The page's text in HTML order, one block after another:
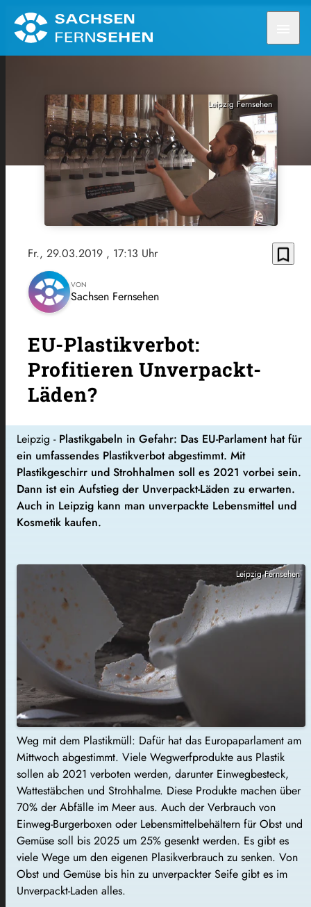
Leipzig Fernsehen
Fr., 29.03.2019 , 17:13 Uhr bookmark_border
VON
Sachsen Fernsehen
EU-Plastikverbot:
Profitieren Unverpackt-
Läden?
Leipzig - Plastikgabeln in Gefahr: Das EU-Parlament hat für
ein umfassendes Plastikverbot abgestimmt. Mit
Plastikgeschirr und Strohhalmen soll es 2021 vorbei sein.
Dann ist ein Aufstieg der Unverpackt-Läden zu erwarten.
Auch in Leipzig kann man unverpackte Lebensmittel und
Kosmetik kaufen.
Leipzig Fernsehen
Weg mit dem Plastikmüll: Dafür hat das Europaparlament am
Mittwoch abgestimmt. Viele Wegwerfprodukte aus Plastik
sollen ab 2021 verboten werden, darunter Einwegbesteck,
Wattestäbchen und Strohhalme. Diese Produkte machen über
70% der Abfälle im Meer aus. Auch der Verbrauch von
Einweg-Burgerboxen oder Lebensmittelbehältern für Obst und
Gemüse soll bis 2025 um 25% gesenkt werden. Es gibt es
viele Wege um den eigenen Plasikverbrauch zu senken. Von
Obst und Gemüse bis hin zu unverpackter Seife gibt es im
Unverpackt-Laden alles.